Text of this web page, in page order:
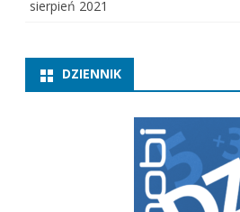
sierpień 2021
DZIENNIK